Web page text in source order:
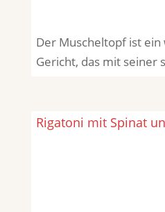
Der Muscheltopf ist
Gericht, das mit seiner
Rigatoni mit Spinat